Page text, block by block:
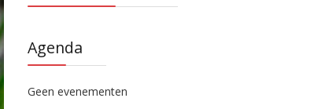
Agenda
Geen evenementen